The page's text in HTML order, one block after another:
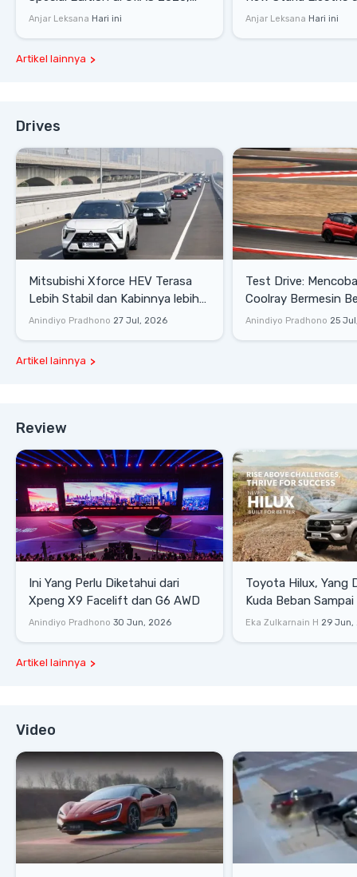
Stok Terbatas
Anjar Leksana Hari ini
yang Dikenalkan di
Anjar Leksana Hari ini
Artikel lainnya
Drives
Mitsubishi Xforce HEV Terasa
Lebih Stabil dan Kabinnya lebih
Senyap
Anindiyo Pradhono 27 Jul, 2026
Test Drive: Mencoba Geely
Coolray Bermesin
di Sirkuit Mandalika
Anindiyo Pradhono 25
Artikel lainnya
Review
Ini Yang Perlu Diketahui dari
Xpeng X9 Facelift dan G6 AWD
Anindiyo Pradhono 30 Jun, 2026
Toyota Hilux, Yang
Kuda Beban
Lifestyle
Eka Zulkarnain H 29 Jun,
Artikel lainnya
Video